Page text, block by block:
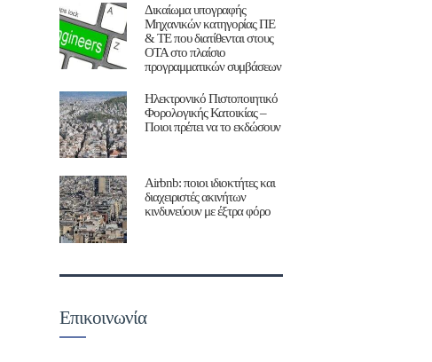
Δικαίωμα υπογραφής
Μηχανικών κατηγορίας ΠΕ
& ΤΕ που διατίθενται στους
ΟΤΑ στο πλαίσιο
προγραμματικών συμβάσεων
Ηλεκτρονικό Πιστοποιητικό
Φορολογικής Κατοικίας –
Ποιοι πρέπει να το εκδώσουν
Airbnb: ποιοι ιδιοκτήτες και
διαχειριστές ακινήτων
κινδυνεύουν με έξτρα φόρο
Επικοινωνία